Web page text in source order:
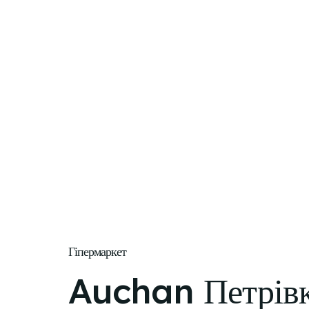
Гіпермаркет
Auchan